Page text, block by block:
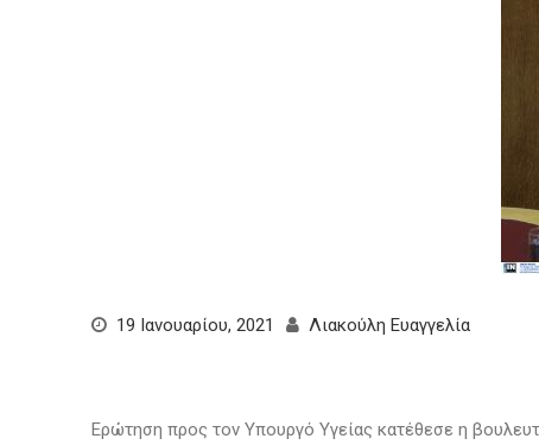
19 Ιανουαρίου, 2021 Λιακούλη Ευαγγελία
Ερώτηση προς τον Υπουργό Υγείας κατέθεσε η